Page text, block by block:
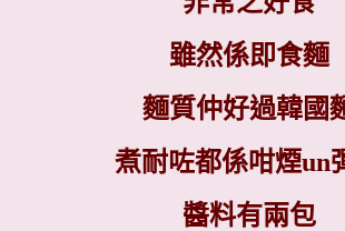
雖然係即食麵
麵質仲好過韓國
煮耐咗都係咁煙un
醬料有兩包